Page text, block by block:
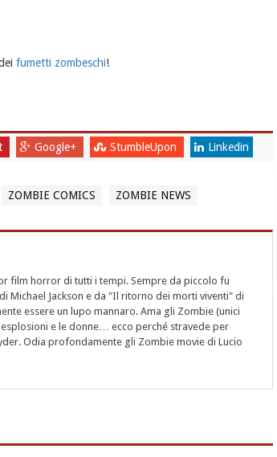
fumetti zombeschi!
Google+ StumbleUpon Linkedin
ZOMBIE COMICS ZOMBIE NEWS
film horror di tutti i tempi. Sempre da piccolo fu
Michael Jackson e da "Il ritorno dei morti viventi" di
essere un lupo mannaro. Ama gli Zombie (unici
e le donne… ecco perché stravede per
Odia profondamente gli Zombie movie di Lucio